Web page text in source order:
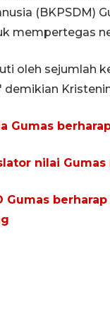
(BKPSDM)
mempertegas
oleh sejumlah
demikian
Gumas
nilai
Gumas